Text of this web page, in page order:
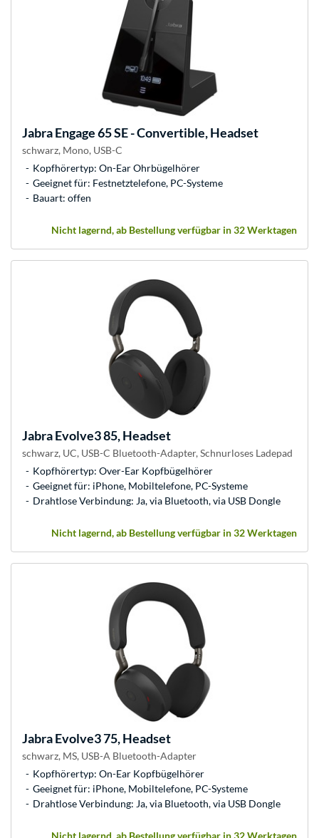
JabraEngage 65 SE - Convertible, Headset
schwarz, Mono, USB-C
Kopfhörertyp: On-Ear Ohrbügelhörer
Geeignet für: Festnetztelefone, PC-Systeme
Bauart: offen
Nicht lagernd, ab Bestellung verfügbar in 32 Werktagen
JabraEvolve3 85, Headset
schwarz, UC, USB-C Bluetooth-Adapter, Schnurloses Ladepad
Kopfhörertyp: Over-Ear Kopfbügelhörer
Geeignet für: iPhone, Mobiltelefone, PC-Systeme
Drahtlose Verbindung: Ja, via Bluetooth, via USB Dongle
Nicht lagernd, ab Bestellung verfügbar in 32 Werktagen
JabraEvolve3 75, Headset
schwarz, MS, USB-A Bluetooth-Adapter
Kopfhörertyp: On-Ear Kopfbügelhörer
Geeignet für: iPhone, Mobiltelefone, PC-Systeme
Drahtlose Verbindung: Ja, via Bluetooth, via USB Dongle